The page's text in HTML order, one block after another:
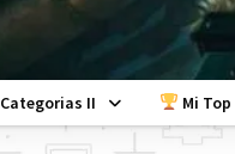
Categorias II Mi Top